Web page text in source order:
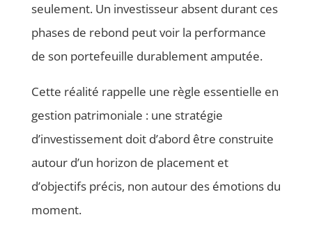
seulement. Un investisseur absent durant ces
phases de rebond peut voir la performance
de son portefeuille durablement amputée.
Cette réalité rappelle une règle essentielle en
gestion patrimoniale : une stratégie
d’investissement doit d’abord être construite
autour d’un horizon de placement et
d’objectifs précis, non autour des émotions du
moment.